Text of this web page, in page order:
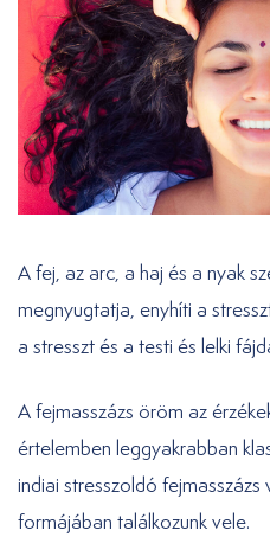
A fej, az arc, a haj és a nyak
megnyugtatja, enyhíti a
a stresszt és a testi és lelki
A fejmasszázs öröm az
értelemben leggyakrabban
indiai stresszoldó
formájában találkozunk vele.